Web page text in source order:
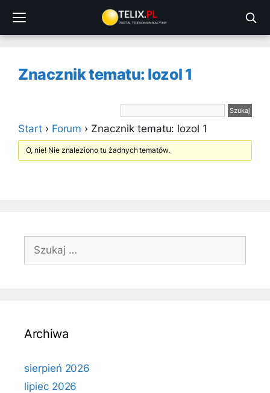
treści
Znacznik tematu: lozol 1
Start › Forum › Znacznik tematu: lozol 1
O, nie! Nie znaleziono tu żadnych tematów.
Szukaj:
Archiwa
sierpień 2026
lipiec 2026